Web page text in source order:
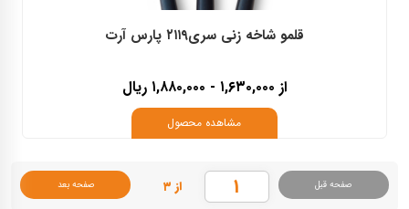
قلمو شاخه زنی سری۲۱۱۹ پارس آرت
از ۱,۶۳۰,۰۰۰ - ۱,۸۸۰,۰۰۰ ریال
مشاهده محصول
صفحه قبل از ۳ صفحه بعد